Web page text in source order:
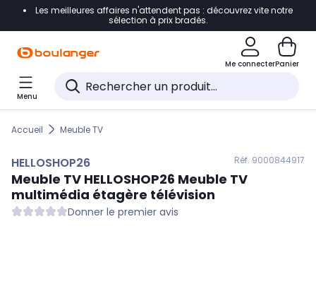
Accéder directement à la navigation
Accéder directement au pied de page
Accéder directement au chatbot
Les meilleures affaires n'attendent pas : découvrez vite notre
sélection à prix bradés.
Me connecterPanier
Menu
Accueil Meuble TV
HELLOSHOP26 Réf. 9000844917
Meuble TV HELLOSHOP26 Meuble TV
multimédia étagère télévision
Donner le premier avis